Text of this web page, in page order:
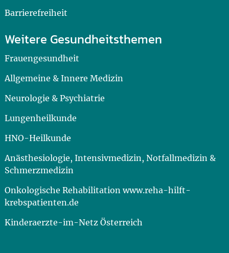
Barrierefreiheit
Weitere Gesundheitsthemen
Frauengesundheit
Allgemeine & Innere Medizin
Neurologie & Psychiatrie
Lungenheilkunde
HNO-Heilkunde
Anästhesiologie, Intensivmedizin, Notfallmedizin &
Schmerzmedizin
Onkologische Rehabilitation www.reha-hilft-
krebspatienten.de
Kinderaerzte-im-Netz Österreich